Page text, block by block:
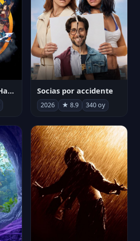
Avatar Aang: Son Havabükücü Socias por accidente
2026 ★ 8.9 340 oy